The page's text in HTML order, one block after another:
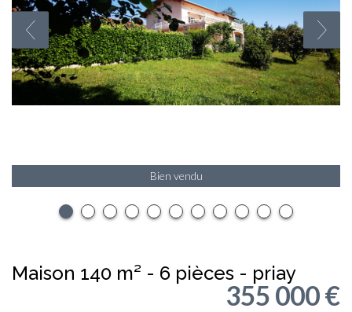
Bien vendu
maison 140 m² - 6 pièces - priay
355 000€